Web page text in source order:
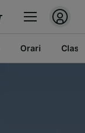
Orari